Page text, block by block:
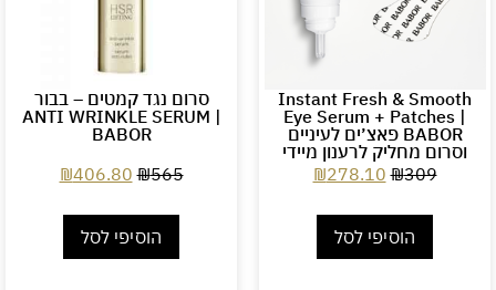
Instant Fresh & Smooth
Eye Serum + Patches |
BABOR פאצ׳ים לעיניים
וסרום מחליק לרענון מיידי
₪309
₪278.10
הוסיפי לסל
סרום נגד קמטים – בבור
ANTI WRINKLE SERUM |
BABOR
₪565
₪406.80
הוסיפי לסל